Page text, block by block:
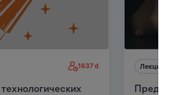
1637 d Лекция